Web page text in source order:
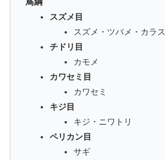
スズメ目
スズメ・ツバメ・カラス
チドリ目
カモメ
カワセミ目
カワセミ
キジ目
キジ・ニワトリ
ペリカン目
サギ